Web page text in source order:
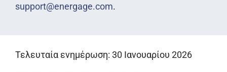
support@energage.com.
Τελευταία ενημέρωση: 30 Ιανουαρίου 2026